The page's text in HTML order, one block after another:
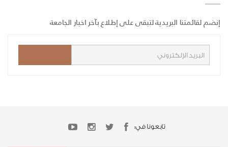
إنضم لقائمتنا البريدية لتبقى على إطلاع بآخر اخبار الجامعة
تابعونا في: